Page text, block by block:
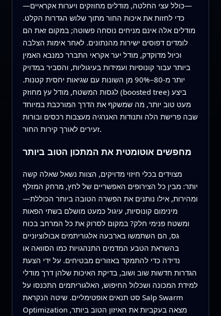
—כולל עצי החלטה, מודלים מחוזקים ויערות אקראיים—
כדי לחזות את איכות החור מתוך שלוש הגדרות הקלט.
מודלים אלה אינם מניחים נוסחה פשוטה; במקום זאת הם
לומדים דפוסים ישירות מהנתונים. לאחר אימות הצלבה
וכיול מדוקדק, מודל יער אקראי התברר כמנבא האמין
ביותר עבור קונוסיות ועמידות בעיגוליות, והסביר במדויק
יותר מ‑80–90% מן השונות עם שגיאות יחסית קטנות.
לגסות המשטח, מודל עץ מחוזק (boosted tree) ביצע
מעט טוב יותר, מה שמשקף את הדרך המורכבת במיוחד
שבה פרישת הלה ותנודות האנרגיה מעצבות רכסים ובורות
זעירים לאורך קירות החור.
מחפשים אוטומטית את המתכון הטוב ביותר
מצוידים בכלי חיזוי מדויקים, הצוות נשאל שאלה קשה
יותר: מבין כל הצירופים האפשריים של לחץ, מרחק המזלף
ומהירות, אילו נותנים את הפשרה הטובה ביותר הכוללת—
מינימום קונוסיות, עיגול כמעט מושלם בשתי הפאות
ומשטח פנימי חלק? במקום לסרוק את כל המרחב בכוח
גס, הם השתמשו בארבעה אלגוריתמים אבולוציוניים
בהשראת הטבע המדמים התנהגויות כמו הסוואה או
נדידה כדי להתמקד באזורים מבטיחים. על ידי הצעת
הגדרות חדשות שוב ושוב, בדיקת האיכות שלהן דרך מודלי
למידת המכונה ושכלול החיפוש, האלגוריתמים התכנסו על
סט תנאים אופטימליים. שיטה הנקראת Salp Swarm
Optimization מצאה בעקביות את האיזון הטוב ביותר,